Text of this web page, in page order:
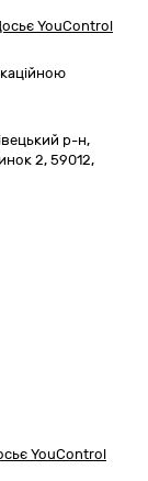
YouControl
р-н,
2, 59012,
YouControl